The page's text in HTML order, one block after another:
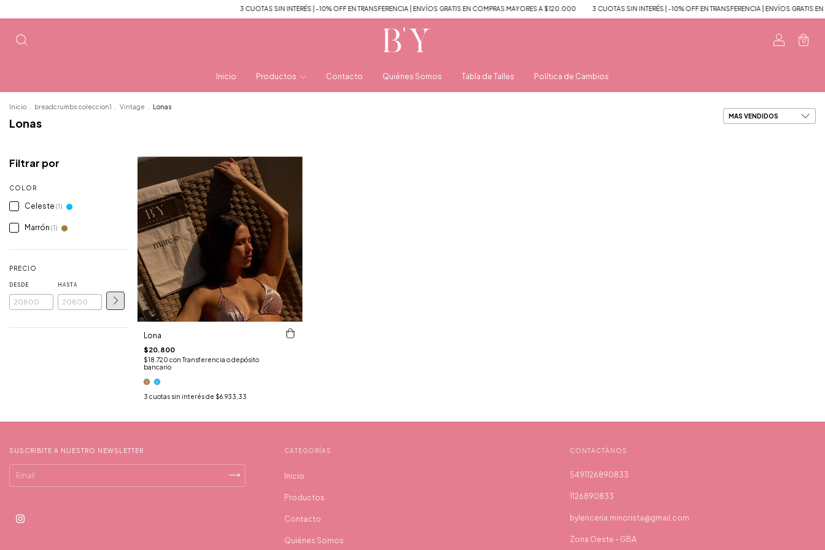
3 CUOTAS SIN INTERÉS | -10% OFF EN TRANSFERENCIA | ENVÍOS GRATIS EN COMPRAS MAYORES A $120.000 3 CUOTAS SIN INTERÉS | -10% OFF EN TRANSFERENCIA | ENVÍOS GRATIS EN
0
Inicio Productos Contacto Quiénes Somos Tabla de Talles Política de Cambios
Inicio breadcrumbs.coleccion1 Vintage Lonas
Lonas
Filtrar por
COLOR
Celeste (1)
Marrón (1)
PRECIO
DESDE HASTA
Lona
$20.800
$18.720 con Transferencia o depósito
bancario
3 cuotas sin interés de $6.933,33
SUSCRIBITE A NUESTRO NEWSLETTER CATEGORÍAS
Inicio
Productos
Contacto
Quiénes Somos
CONTACTÁNOS
5491126890833
1126890833
bylenceria.minorista@gmail.com
Zona Oeste - GBA
-10% EN PIJAMAS
$5000 DE REGALO
15% OFF EN TODO
20% OFF EN TODO
GIRAR AHORA
🔒 Tu email está seguro. No spam, lo prometemos.